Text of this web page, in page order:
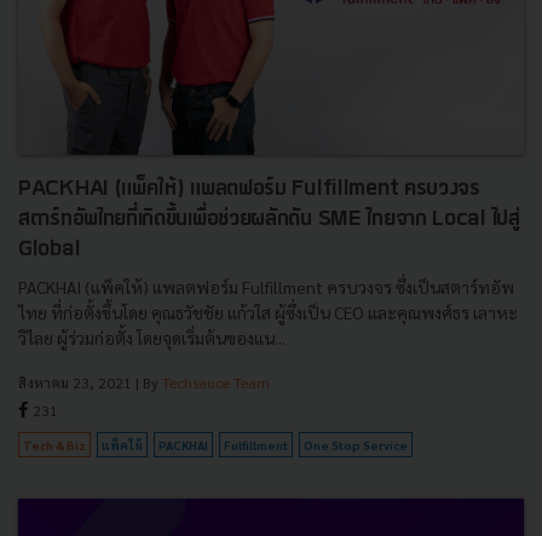
PACKHAI (แพ็คให้) แพลตฟอร์ม Fulfillment ครบวงจร
สตาร์ทอัพไทยที่เกิดขึ้นเพื่อช่วยผลักดัน SME ไทยจาก Local ไปสู่
Global
PACKHAI (แพ็คให้) แพลตฟอร์ม Fulfillment ครบวงจร ซึ่งเป็นสตาร์ทอัพ
ไทย ที่ก่อตั้งขึ้นโดย คุณธวัชชัย แก้วใส ผู้ซึ่งเป็น CEO และคุณพงศ์ธร เลาหะ
วิไลย ผู้ร่วมก่อตั้ง โดยจุดเริ่มต้นของแน...
สิงหาคม 23, 2021 | By Techsauce Team
231
Tech & Biz แพ็คให้ PACKHAI Fulfillment One Stop Service